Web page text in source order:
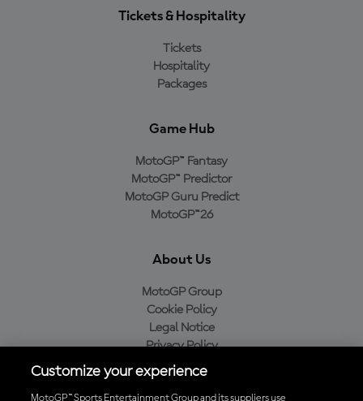
Tickets & Hospitality
Tickets
Hospitality
Packages
Game Hub
MotoGP™ Fantasy
MotoGP™ Predictor
MotoGP Guru Predict
MotoGP™26
About Us
MotoGP Group
Cookie Policy
Legal Notice
Privacy Policy
Purchase Policy
Customize your experience
MotoGP™ Sports Entertainment Group and its suppliers use